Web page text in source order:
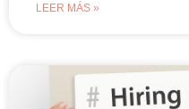
LEER MÁS »